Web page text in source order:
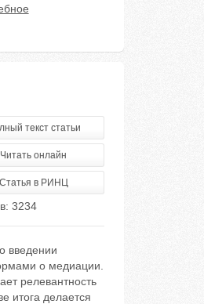
текст статьи
Читать онлайн
Статья в РИНЦ
3234
введении
о медиации.
релевантность
итога делается